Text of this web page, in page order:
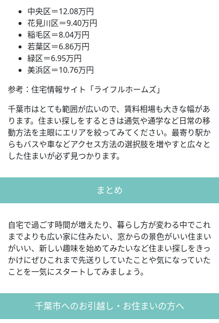
中央区＝12.08万円
花見川区＝9.40万円
稲毛区＝8.04万円
若葉区＝6.86万円
緑区＝6.95万円
美浜区＝10.76万円
参考：住宅情報サイト「ライフルホームズ」
千葉市はとても範囲が広いので、賃料相場も大きな幅があ
ります。住まい探しをするときは通気や通学など日常の移
動方法を主眼にエリアを絞ってみてください。最寄り駅か
らもバスや車などアクセス方法の選択肢を増やすと広々と
した住まいが必ず見つかります。
まとめ
自宅で過ごす時間が増えたり、暮らし方が変わる中でこれ
までよりも広い家に住みたい、窓からの景色がいい住まい
がいい、新しい趣味を始めてみたいなど住まい探しをきっ
かけにぜひこれまで先送りしていたことや気になっていた
ことを一気にスタートしてみましょう。
千葉市へのお引越し・お住まいの方へ